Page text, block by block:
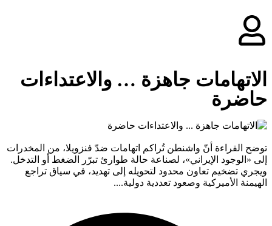
الاتهامات جاهزة … والاعتداءات
حاضرة
توضح القراءة أنّ واشنطن تُراكم اتهامات ضدّ فنزويلا، من المخدرات
إلى «الوجود الإيراني»، لصناعة حالة طوارئ تبرّر الضغط أو التدخل.
ويجري تضخيم تعاون محدود لتحويله إلى تهديد، في سياق تراجع
الهيمنة الأميركية وصعود تعددية دولية....